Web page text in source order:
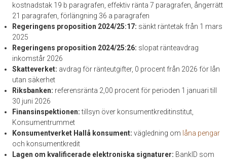
kostnadstak 19 b paragrafen, effektiv ränta 7 paragrafen, ångerrätt
21 paragrafen, förlängning 36 a paragrafen
Regeringens proposition 2024/25:17: sänkt räntetak från 1 mars
2025
Regeringens proposition 2024/25:26: slopat ränteavdrag
inkomstår 2026
Skatteverket: avdrag för ränteutgifter, 0 procent från 2026 för lån
utan säkerhet
Riksbanken: referensränta 2,00 procent för perioden 1 januari till
30 juni 2026
Finansinspektionen:tillsyn över konsumentkreditinstitut,
Konsumentrummet
Konsumentverket Hallå konsument: vägledning om låna pengar
och konsumentkredit
Lagen om kvalificerade elektroniska signaturer: BankID som